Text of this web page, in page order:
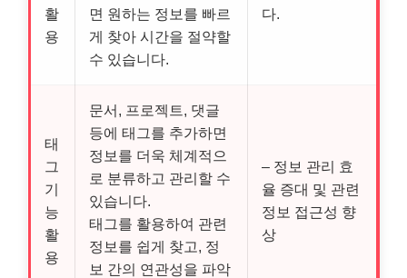
활
용
면 원하는 정보를 빠르
게 찾아 시간을 절약할
수 있습니다.
다.
태
그
기
능
활
용
문서, 프로젝트, 댓글
등에 태그를 추가하면
정보를 더욱 체계적으
로 분류하고 관리할 수
있습니다.
태그를 활용하여 관련
정보를 쉽게 찾고, 정
보 간의 연관성을 파악
– 정보 관리 효
율 증대 및 관련
정보 접근성 향
상